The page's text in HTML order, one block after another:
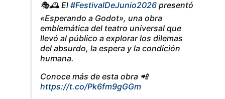
🎭🕰️ El #FestivalDeJunio2026 presentó
«Esperando a Godot», una obra
emblemática del teatro universal que
llevó al público a explorar los dilemas
del absurdo, la espera y la condición
humana.
Conoce más de esta obra 📲
https://t.co/Pk6fm9gGGm